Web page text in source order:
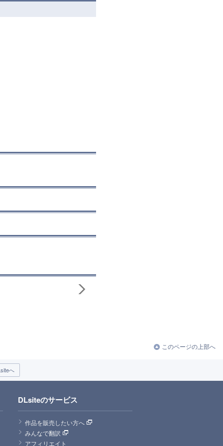
このページの上部へ
へ
DLsiteのサービス
作品を販売したい方へ
みんなで翻訳
アフィリエイト